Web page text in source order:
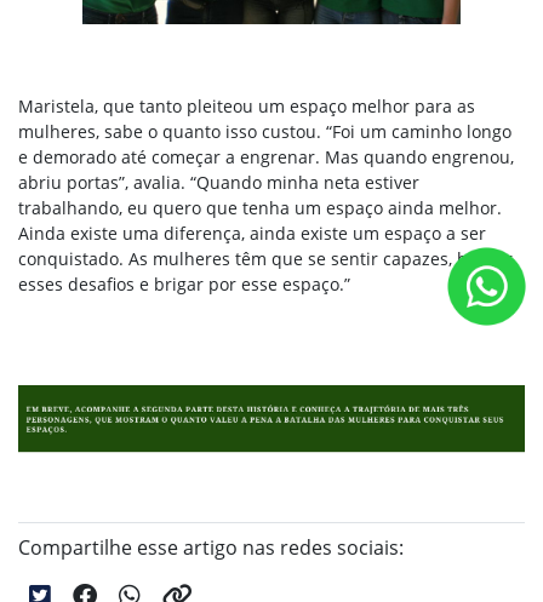
Maristela, que tanto pleiteou um espaço melhor para as
mulheres, sabe o quanto isso custou. “Foi um caminho longo
e demorado até começar a engrenar. Mas quando engrenou,
abriu portas”, avalia. “Quando minha neta estiver
trabalhando, eu quero que tenha um espaço ainda melhor.
Ainda existe uma diferença, ainda existe um espaço a ser
conquistado. As mulheres têm que se sentir capazes, buscar
esses desafios e brigar por esse espaço.”
Compartilhe esse artigo nas redes sociais: